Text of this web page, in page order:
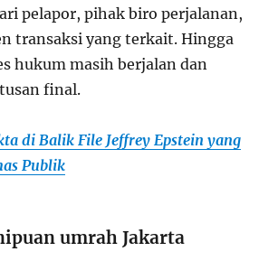
pelapor, pihak biro perjalanan,
transaksi yang terkait. Hingga
hukum masih berjalan dan
final.
di Balik File Jeffrey Epstein yang
Publik
umrah Jakarta